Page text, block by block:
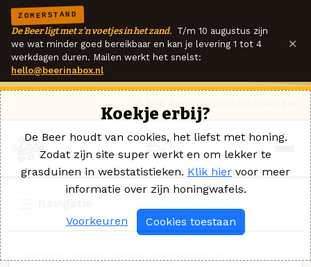
ZOMERSTAND
De Beer ligt met z'n voetjes in het zand. T/m 10 augustus zijn
we wat minder goed bereikbaar en kan je levering 1 tot 4
werkdagen duren. Mailen werkt het snelst:
hello@beerinabox.nl
×
Koekje erbij?
De Beer houdt van cookies, het liefst met honing.
Zodat zijn site super werkt en om lekker te
grasduinen in webstatistieken. Klik hier voor meer
informatie over zijn honingwafels.
Voorkeuren Cookies toestaan